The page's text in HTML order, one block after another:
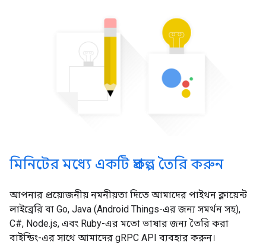
মিনিটের মধ্যে একটি প্রকল্প তৈরি করুন
আপনার প্রয়োজনীয় নমনীয়তা দিতে আমাদের পাইথন ক্লায়েন্ট
লাইব্রেরি বা Go, Java (Android Things-এর জন্য সমর্থন সহ),
C#, Node.js, এবং Ruby-এর মতো ভাষার জন্য তৈরি করা
বাইন্ডিং-এর সাথে আমাদের gRPC API ব্যবহার করুন।